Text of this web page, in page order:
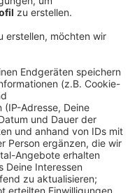
auf Donenrstag
und Polizei in
in der Wohnung
und hatte dort
des
musste mit
mit einer
Wohnhaus
konnten sich